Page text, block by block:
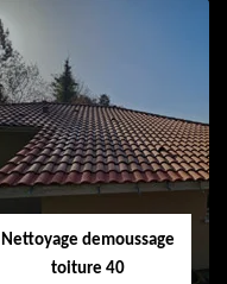
Ramonage de
cheminée 40
Nettoyage demoussage
toiture 40